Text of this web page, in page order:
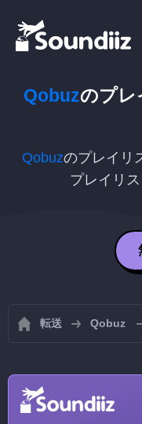
Qobuzのプレ
Qobuzのプレイリ
プレイリ
転送 Qobuz